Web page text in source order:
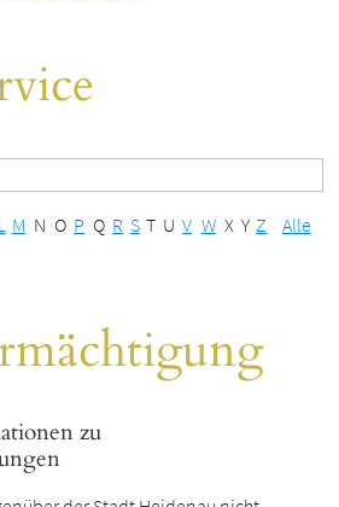
M N O P Q R S T U V W X Y Z Alle
zu